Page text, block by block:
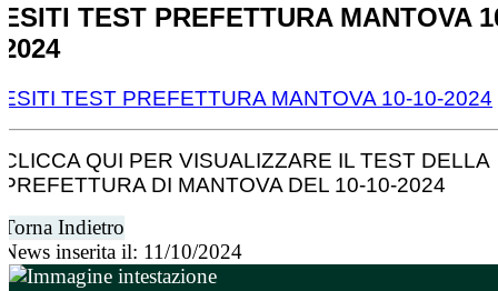
ESITI TEST PREFETTURA MANTOVA
2024
ESITI TEST PREFETTURA MANTOVA 10-10-2024
CLICCA QUI PER VISUALIZZARE IL TEST DELLA
PREFETTURA DI MANTOVA DEL 10-10-2024
Torna Indietro
News inserita il: 11/10/2024